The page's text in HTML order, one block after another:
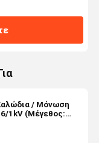
/ Μόνωση
1kV (Μέγεθος: